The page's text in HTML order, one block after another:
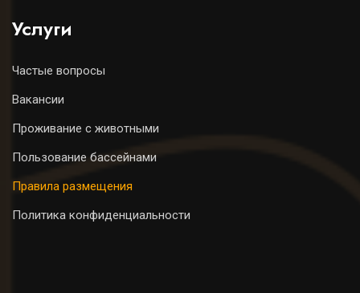
Услуги
Частые вопросы
Вакансии
Проживание с животными
Пользование бассейнами
Правила размещения
Политика конфиденциальности